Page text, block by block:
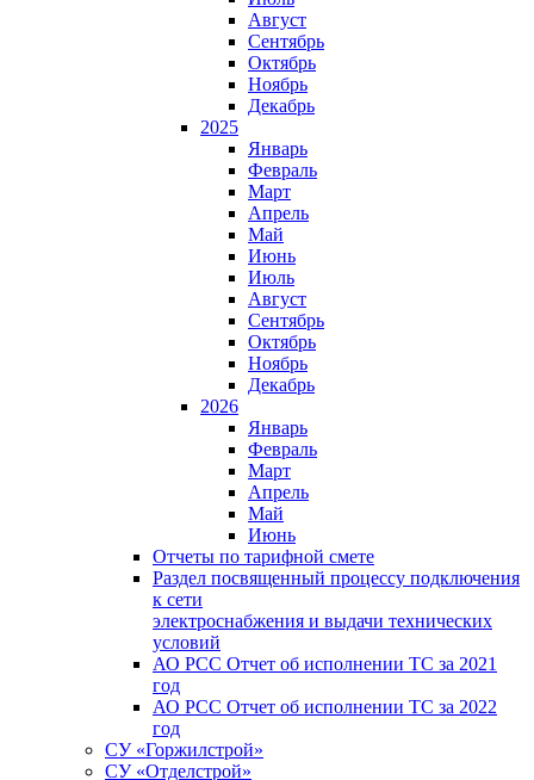
Август
Сентябрь
Октябрь
Ноябрь
Декабрь
2025
Январь
Февраль
Март
Апрель
Май
Июнь
Июль
Август
Сентябрь
Октябрь
Ноябрь
Декабрь
2026
Январь
Февраль
Март
Апрель
Май
Июнь
Отчеты по тарифной смете
Раздел посвященный процессу подключения
к сети
электроснабжения и выдачи технических
условий
АО РСС Отчет об исполнении ТС за 2021
год
АО РСС Отчет об исполнении ТС за 2022
год
СУ «Горжилстрой»
СУ «Отделстрой»